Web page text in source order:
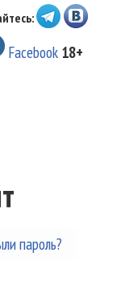
Facebook 18+
пароль?